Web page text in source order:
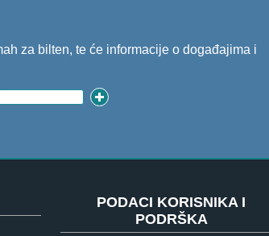
za bilten, te će informacije o događajima i
PODACI KORISNIKA I
PODRŠKA